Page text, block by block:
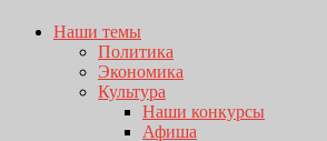
Наши темы
Политика
Экономика
Культура
Наши конкурсы
Афиша